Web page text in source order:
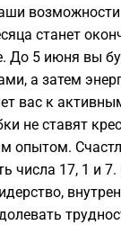
станет
До 5 июня вы
а затем
вас к
не ставят
опытом.
числа 17, 1 и